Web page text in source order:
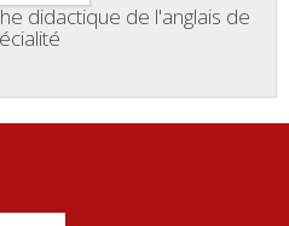
didactique de l'anglais de